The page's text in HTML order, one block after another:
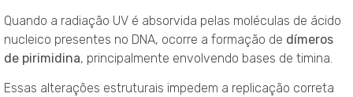
Quando a radiação UV é absorvida pelas moléculas de ácido
nucleico presentes no DNA, ocorre a formação de dímeros
de pirimidina, principalmente envolvendo bases de timina.
Essas alterações estruturais impedem a replicação correta